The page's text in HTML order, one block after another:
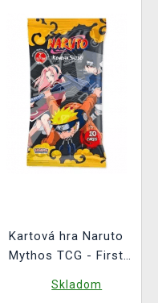
Kartová hra Naruto
Mythos TCG - First
Edition) (10 kariet)
Skladom